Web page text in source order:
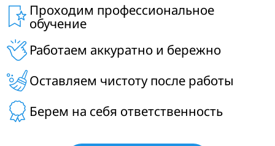
Проходим профессиональное
обучение
Работаем аккуратно и бережно
Оставляем чистоту после работы
Берем на себя ответственность